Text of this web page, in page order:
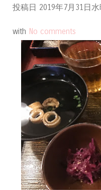
投稿日 2019年7月31日水
with No comments